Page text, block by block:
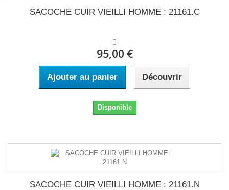
SACOCHE CUIR VIEILLI HOMME : 21161.C
95,00 €
Ajouter au panier Découvrir
Disponible
SACOCHE CUIR VIEILLI HOMME : 21161.N